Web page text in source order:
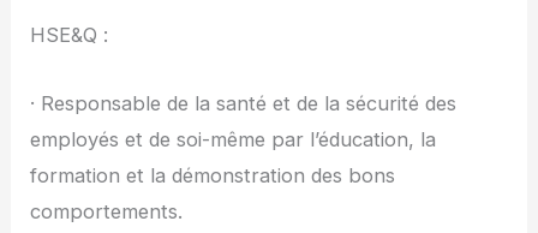
HSE&Q :
· Responsable de la santé et de la sécurité des
employés et de soi-même par l’éducation, la
formation et la démonstration des bons
comportements.